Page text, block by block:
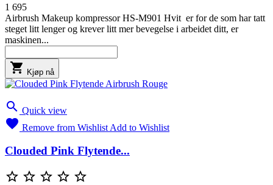
1 695
Airbrush Makeup kompressor HS-M901 Hvit er for de som har tatt
steget litt lenger og krever litt mer bevegelse i arbeidet ditt, er
maskinen...
 Kjøp nå
 Quick view
 Remove from Wishlist Add to Wishlist
Clouded Pink Flytende...
    